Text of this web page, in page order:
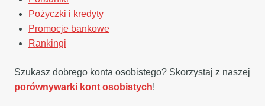
Pożyczki i kredyty
Promocje bankowe
Rankingi
Szukasz dobrego konta osobistego? Skorzystaj z naszej
porównywarki kont osobistych!